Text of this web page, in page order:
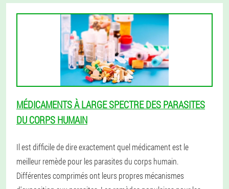
MÉDICAMENTS À LARGE SPECTRE DES PARASITES
DU CORPS HUMAIN
Il est difficile de dire exactement quel médicament est le
meilleur remède pour les parasites du corps humain.
Différentes comprimés ont leurs propres mécanismes